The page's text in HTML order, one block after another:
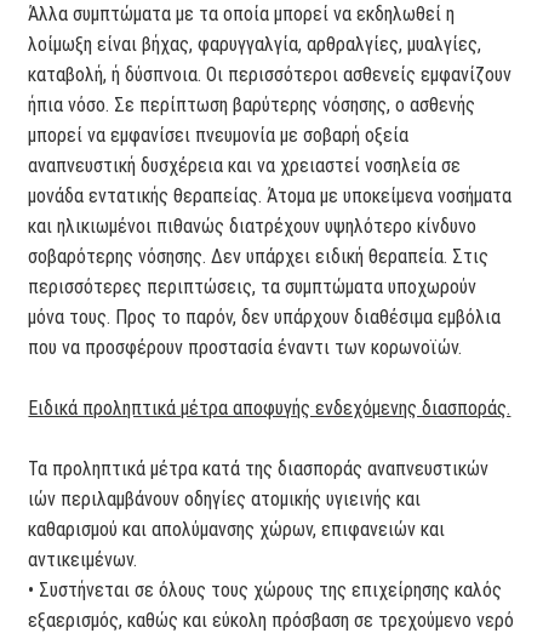
Άλλα συμπτώματα με τα οποία μπορεί να εκδηλωθεί η
λοίμωξη είναι βήχας, φαρυγγαλγία, αρθραλγίες, μυαλγίες,
καταβολή, ή δύσπνοια. Οι περισσότεροι ασθενείς εμφανίζουν
ήπια νόσο. Σε περίπτωση βαρύτερης νόσησης, ο ασθενής
μπορεί να εμφανίσει πνευμονία με σοβαρή οξεία
αναπνευστική δυσχέρεια και να χρειαστεί νοσηλεία σε
μονάδα εντατικής θεραπείας. Άτομα με υποκείμενα νοσήματα
και ηλικιωμένοι πιθανώς διατρέχουν υψηλότερο κίνδυνο
σοβαρότερης νόσησης. ∆εν υπάρχει ειδική θεραπεία. Στις
περισσότερες περιπτώσεις, τα συμπτώματα υποχωρούν
μόνα τους. Προς το παρόν, δεν υπάρχουν διαθέσιμα εμβόλια
που να προσφέρουν προστασία έναντι των κορωνοϊών.
Ειδικά προληπτικά μέτρα αποφυγής ενδεχόμενης διασποράς.
Τα προληπτικά μέτρα κατά της διασποράς αναπνευστικών
ιών περιλαμβάνουν οδηγίες ατομικής υγιεινής και
καθαρισμού και απολύμανσης χώρων, επιφανειών και
αντικειμένων.
• Συστήνεται σε όλους τους χώρους της επιχείρησης καλός
εξαερισμός, καθώς και εύκολη πρόσβαση σε τρεχούμενο νερό